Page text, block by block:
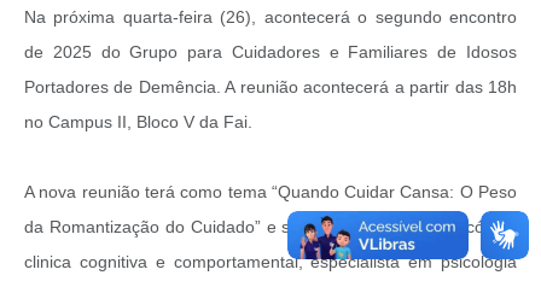
Projetos
Contas Públicas
Links
Agenda
Na próxima quarta-feira (26), acontecerá o segundo encontro
de 2025 do Grupo para Cuidadores e Familiares de Idosos
Portadores de Demência. A reunião acontecerá a partir das 18h
no Campus II, Bloco V da Fai.
A nova reunião terá como tema “Quando Cuidar Cansa: O Peso
da Romantização do Cuidado” e será conduzida pela psicóloga
clinica cognitiva e comportamental, especialista em psicologia